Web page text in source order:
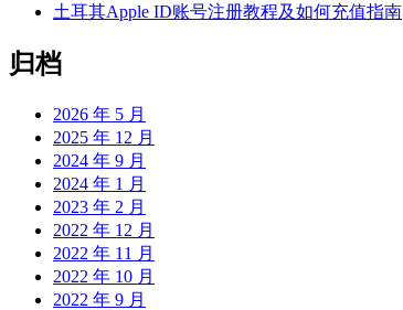
土耳其Apple ID账号注册教程及如何充值指南
归档
2026 年 5 月
2025 年 12 月
2024 年 9 月
2024 年 1 月
2023 年 2 月
2022 年 12 月
2022 年 11 月
2022 年 10 月
2022 年 9 月